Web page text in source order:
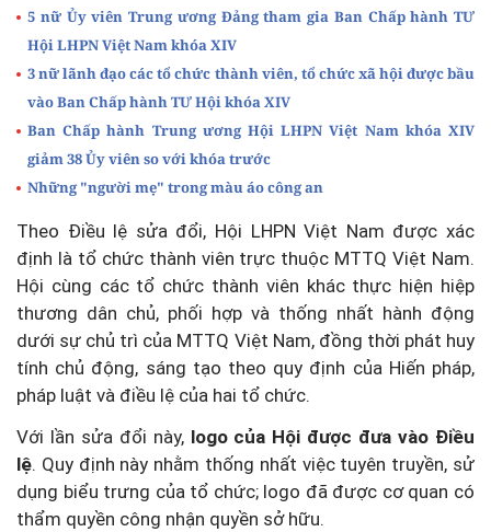
5 nữ Ủy viên Trung ương Đảng tham gia Ban Chấp hành TƯ
Hội LHPN Việt Nam khóa XIV
3 nữ lãnh đạo các tổ chức thành viên, tổ chức xã hội được bầu
vào Ban Chấp hành TƯ Hội khóa XIV
Ban Chấp hành Trung ương Hội LHPN Việt Nam khóa XIV
giảm 38 Ủy viên so với khóa trước
Những "người mẹ" trong màu áo công an
Theo Điều lệ sửa đổi, Hội LHPN Việt Nam được xác
định là tổ chức thành viên trực thuộc MTTQ Việt Nam.
Hội cùng các tổ chức thành viên khác thực hiện hiệp
thương dân chủ, phối hợp và thống nhất hành động
dưới sự chủ trì của MTTQ Việt Nam, đồng thời phát huy
tính chủ động, sáng tạo theo quy định của Hiến pháp,
pháp luật và điều lệ của hai tổ chức.
Với lần sửa đổi này, logo của Hội được đưa vào Điều
lệ. Quy định này nhằm thống nhất việc tuyên truyền, sử
dụng biểu trưng của tổ chức; logo đã được cơ quan có
thẩm quyền công nhận quyền sở hữu.